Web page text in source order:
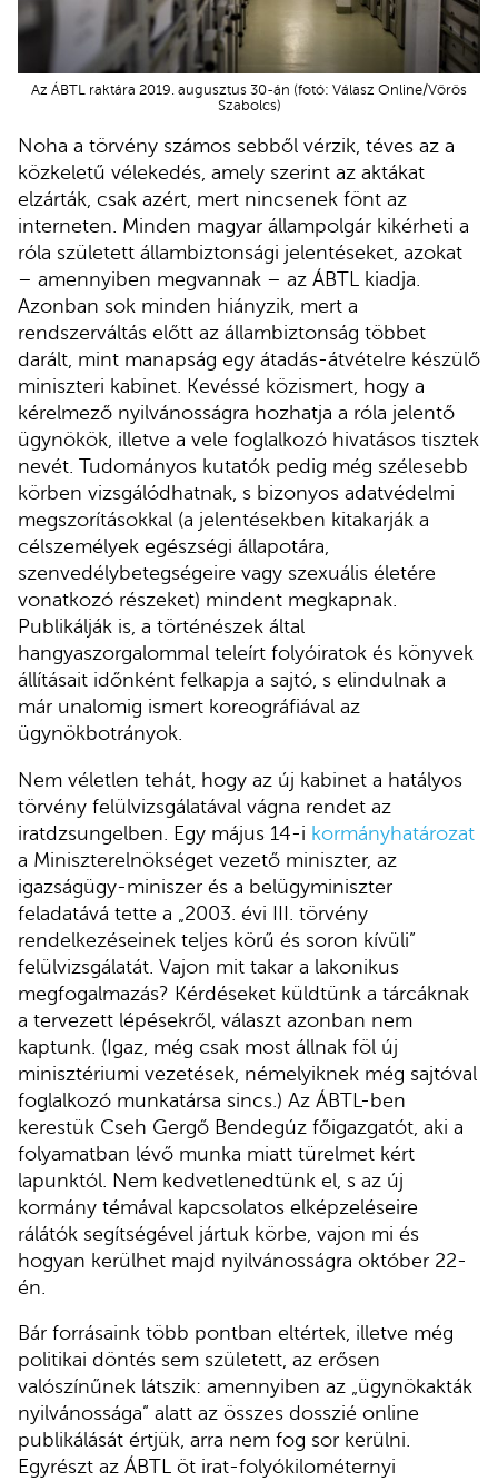
Az ÁBTL raktára 2019. augusztus 30-án (fotó: Válasz Online/Vörös
Szabolcs)
Noha a törvény számos sebből vérzik, téves az a
közkeletű vélekedés, amely szerint az aktákat
elzárták, csak azért, mert nincsenek fönt az
interneten. Minden magyar állampolgár kikérheti a
róla született állambiztonsági jelentéseket, azokat
– amennyiben megvannak – az ÁBTL kiadja.
Azonban sok minden hiányzik, mert a
rendszerváltás előtt az állambiztonság többet
darált, mint manapság egy átadás-átvételre készülő
miniszteri kabinet. Kevéssé közismert, hogy a
kérelmező nyilvánosságra hozhatja a róla jelentő
ügynökök, illetve a vele foglalkozó hivatásos tisztek
nevét. Tudományos kutatók pedig még szélesebb
körben vizsgálódhatnak, s bizonyos adatvédelmi
megszorításokkal (a jelentésekben kitakarják a
célszemélyek egészségi állapotára,
szenvedélybetegségeire vagy szexuális életére
vonatkozó részeket) mindent megkapnak.
Publikálják is, a történészek által
hangyaszorgalommal teleírt folyóiratok és könyvek
állításait időnként felkapja a sajtó, s elindulnak a
már unalomig ismert koreográfiával az
ügynökbotrányok.
Nem véletlen tehát, hogy az új kabinet a hatályos
törvény felülvizsgálatával vágna rendet az
iratdzsungelben. Egy május 14-i kormányhatározat
a Miniszterelnökséget vezető miniszter, az
igazságügy-miniszer és a belügyminiszter
feladatává tette a „2003. évi III. törvény
rendelkezéseinek teljes körű és soron kívüli”
felülvizsgálatát. Vajon mit takar a lakonikus
megfogalmazás? Kérdéseket küldtünk a tárcáknak
a tervezett lépésekről, választ azonban nem
kaptunk. (Igaz, még csak most állnak föl új
minisztériumi vezetések, némelyiknek még sajtóval
foglalkozó munkatársa sincs.) Az ÁBTL-ben
kerestük Cseh Gergő Bendegúz főigazgatót, aki a
folyamatban lévő munka miatt türelmet kért
lapunktól. Nem kedvetlenedtünk el, s az új
kormány témával kapcsolatos elképzeléseire
rálátók segítségével jártuk körbe, vajon mi és
hogyan kerülhet majd nyilvánosságra október 22-
én.
Bár forrásaink több pontban eltértek, illetve még
politikai döntés sem született, az erősen
valószínűnek látszik: amennyiben az „ügynökakták
nyilvánossága” alatt az összes dosszié online
publikálását értjük, arra nem fog sor kerülni.
Egyrészt az ÁBTL öt irat-folyókilométernyi